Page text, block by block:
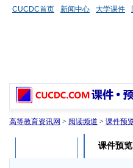
CUCDC首页 新闻中心 大学课件
高等教育资讯网 > 阅读频道 > 课件预
课件预览